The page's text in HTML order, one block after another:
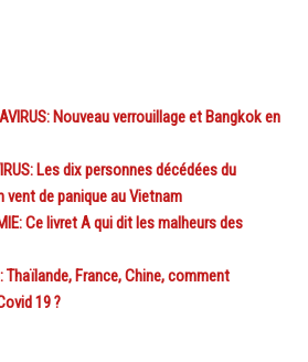
Nouveau verrouillage et Bangkok en
Les dix personnes décédées du
de panique au Vietnam
Ce livret A qui dit les malheurs des
Thaïlande, France, Chine, comment
19 ?